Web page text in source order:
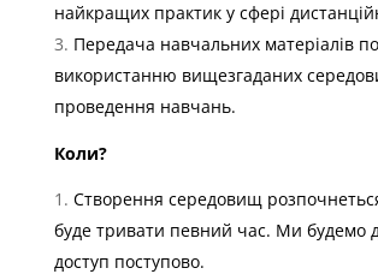
найкращих практик у сфері
Передача навчальних матеріалів по
використанню вищезгаданих
проведення навчань.
Коли?
Створення середовищ
буде тривати певний час. Ми будемо
доступ поступово.